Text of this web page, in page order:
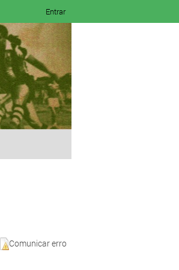
Entrar
Comunicar erro